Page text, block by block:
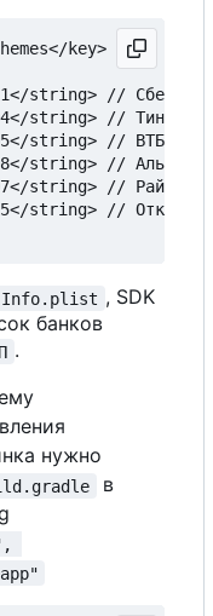
key>
string> // Сбербанк
string> // Тинькофф
string> // ВТБ
string> // Альфа
string> //
string> // Открытие
Info.plist , SDK
банков
.
нужно
в